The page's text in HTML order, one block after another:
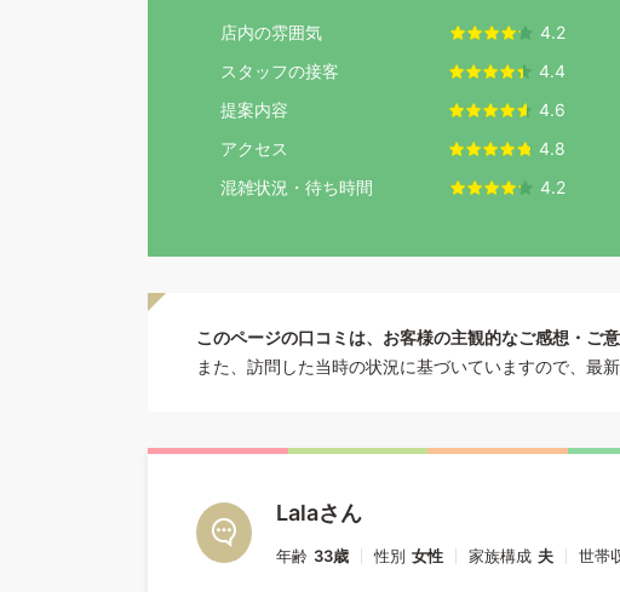
店内の雰囲気
4.2
スタッフの接客
4.4
提案内容
4.6
アクセス
4.8
混雑状況・待ち時間
4.2
このページの口コミは、お客様の主観的なご感想・ご意
また、訪問した当時の状況に基づいていますので、最
Lalaさん
年齢 33歳 性別 女性 家族構成 夫 世帯